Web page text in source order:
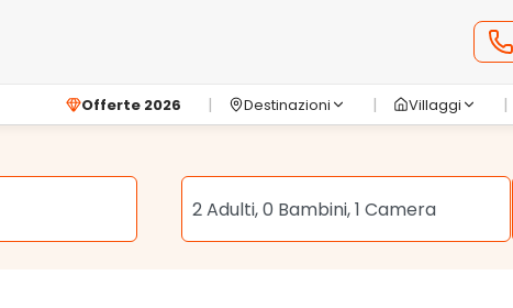
Offerte 2026 Destinazioni Villaggi